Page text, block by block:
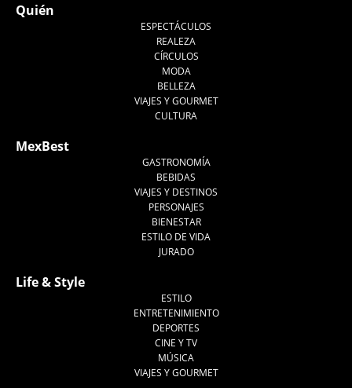
Quién
ESPECTÁCULOS
REALEZA
CÍRCULOS
MODA
BELLEZA
VIAJES Y GOURMET
CULTURA
MexBest
GASTRONOMÍA
BEBIDAS
VIAJES Y DESTINOS
PERSONAJES
BIENESTAR
ESTILO DE VIDA
JURADO
Life & Style
ESTILO
ENTRETENIMIENTO
DEPORTES
CINE Y TV
MÚSICA
VIAJES Y GOURMET